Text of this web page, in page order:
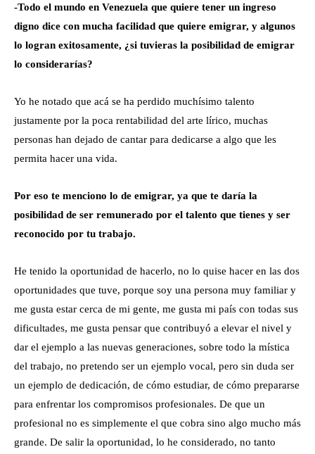
-Todo el mundo en Venezuela que quiere tener un ingreso
digno dice con mucha facilidad que quiere emigrar, y algunos
lo logran exitosamente, ¿si tuvieras la posibilidad de emigrar
lo considerarías?
Yo he notado que acá se ha perdido muchísimo talento
justamente por la poca rentabilidad del arte lírico, muchas
personas han dejado de cantar para dedicarse a algo que les
permita hacer una vida.
Por eso te menciono lo de emigrar, ya que te daría la
posibilidad de ser remunerado por el talento que tienes y ser
reconocido por tu trabajo.
He tenido la oportunidad de hacerlo, no lo quise hacer en las dos
oportunidades que tuve, porque soy una persona muy familiar y
me gusta estar cerca de mi gente, me gusta mi país con todas sus
dificultades, me gusta pensar que contribuyó a elevar el nivel y
dar el ejemplo a las nuevas generaciones, sobre todo la mística
del trabajo, no pretendo ser un ejemplo vocal, pero sin duda ser
un ejemplo de dedicación, de cómo estudiar, de cómo prepararse
para enfrentar los compromisos profesionales. De que un
profesional no es simplemente el que cobra sino algo mucho más
grande. De salir la oportunidad, lo he considerado, no tanto